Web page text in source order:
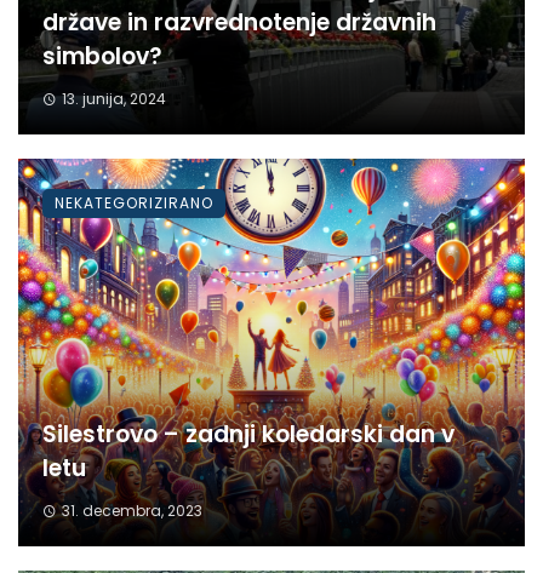
države in razvrednotenje državnih
simbolov?
13. junija, 2024
Silestrovo – zadnji koledarski dan v
letu
31. decembra, 2023
NEKATEGORIZIRANO